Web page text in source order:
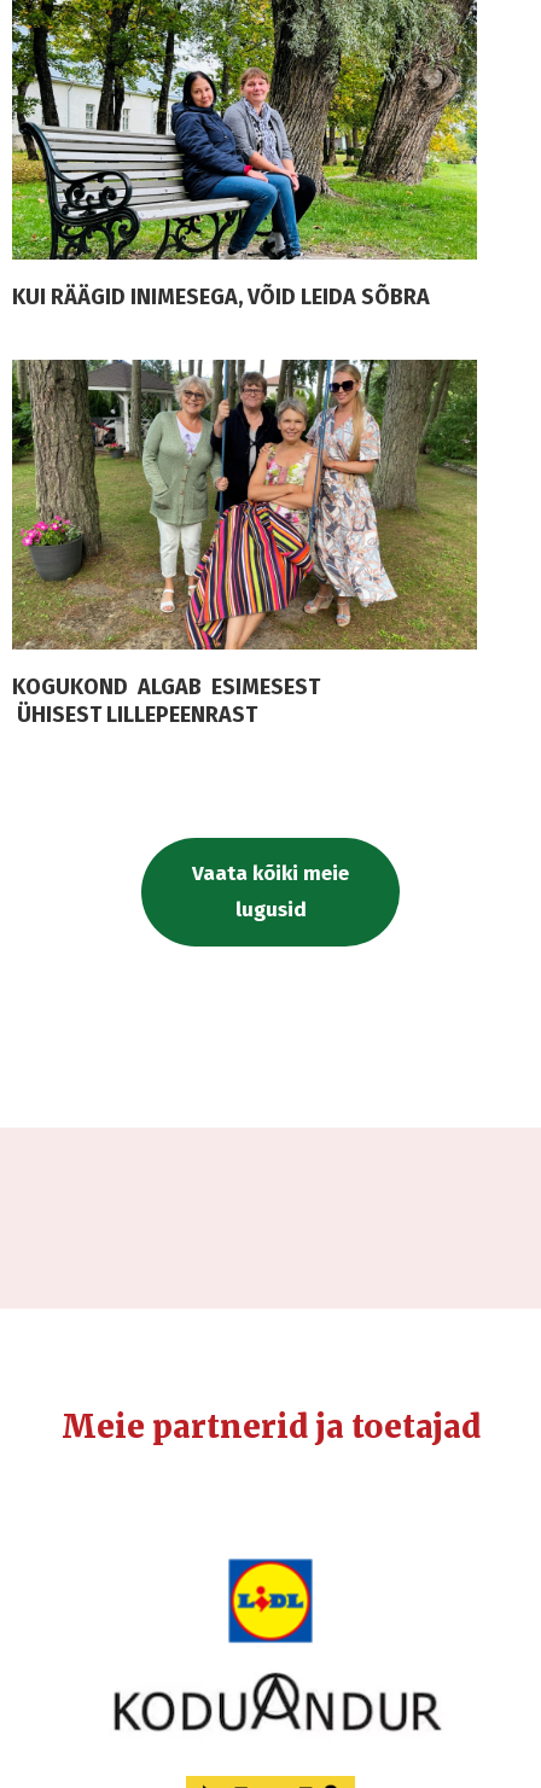
KUI RÄÄGID INIMESEGA, VÕID LEIDA SÕBRA
KOGUKOND ALGAB ESIMESEST
ÜHISEST LILLEPEENRAST
Vaata kõiki meie
lugusid
Meie partnerid ja toetajad